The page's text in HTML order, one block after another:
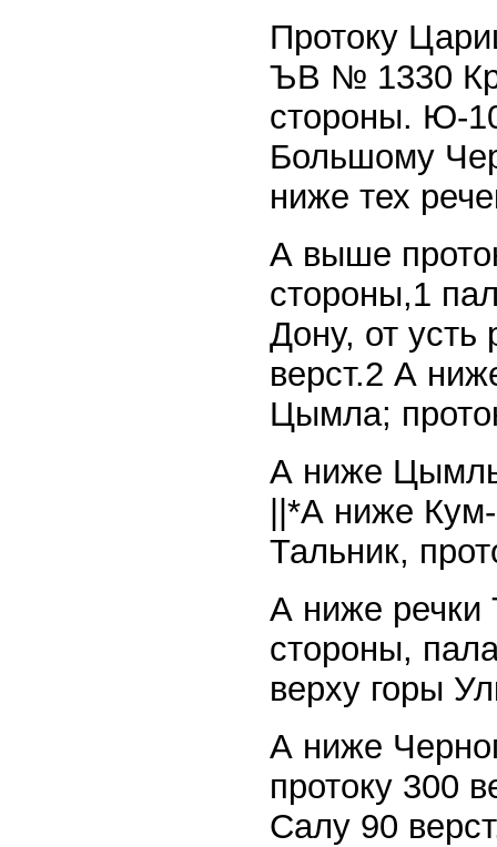
Протоку
ЪВ № 1330
стороны. Ю-
Большому
ниже тех
А выше
стороны,1
Дону, от усть
верст.2 А
Цымла;
А ниже
||*А ниже
Тальник,
А ниже речки
стороны,
верху горы
А ниже
протоку 300
Салу 90